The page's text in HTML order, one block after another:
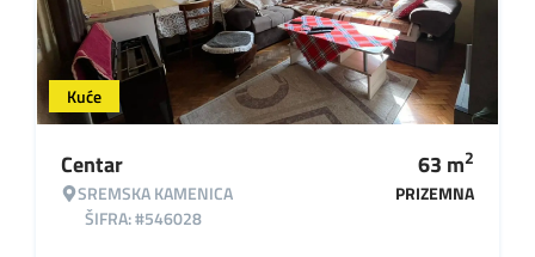
Kuće
Centar
SREMSKA KAMENICA
ŠIFRA: #546028
63 m2
PRIZEMNA